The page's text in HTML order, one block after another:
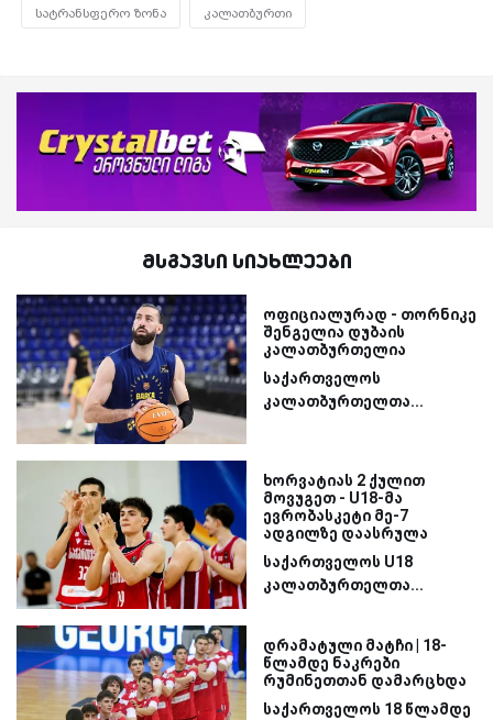
სატრანსფერო ზონა კალათბურთი
მსგავსი სიახლეები
ოფიციალურად - თორნიკე
შენგელია დუბაის
კალათბურთელია
საქართველოს
კალათბურთელთა...
ხორვატიას 2 ქულით
მოვუგეთ - U18-მა
ევრობასკეტი მე-7
ადგილზე დაასრულა
საქართველოს U18
კალათბურთელთა...
დრამატული მატჩი | 18-
წლამდე ნაკრები
რუმინეთთან დამარცხდა
საქართველოს 18 წლამდე